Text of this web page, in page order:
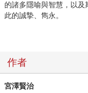
的諸多隱喻與智慧，以
此的誠摯、雋永。
作者
宮澤賢治